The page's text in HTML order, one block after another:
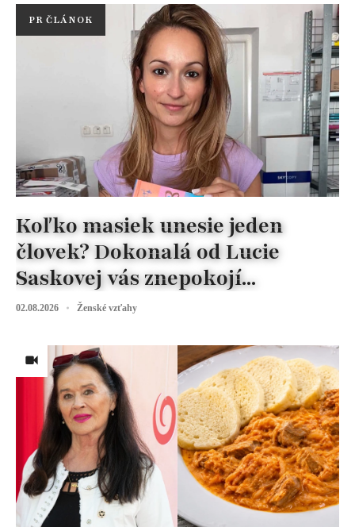
PR ČLÁNOK
Koľko masiek unesie jeden
človek? Dokonalá od Lucie
Saskovej vás znepokojí...
02.08.2026 Ženské vzťahy